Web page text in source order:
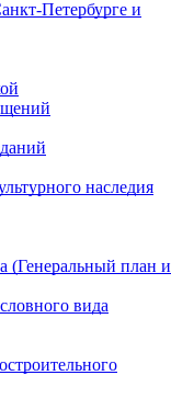
наследия
(Генеральный план и
вида